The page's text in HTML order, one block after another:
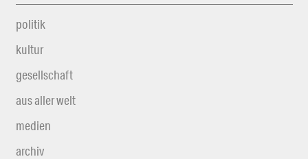
politik
kultur
gesellschaft
aus aller welt
medien
archiv